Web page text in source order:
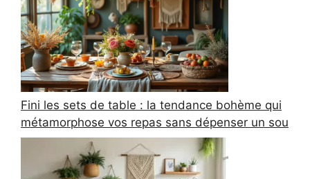
Fini les sets de table : la tendance bohème qui
métamorphose vos repas sans dépenser un sou